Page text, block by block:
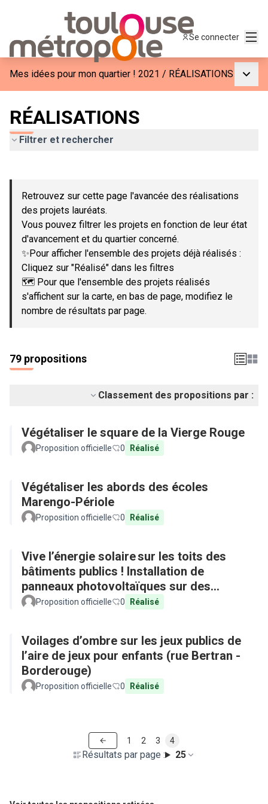
Se connecter
Mes idées pour mon quartier ! 2021 / RÉALISATIONS
RÉALISATIONS
Filtrer et rechercher
−
Retrouvez sur cette page l'avancée des réalisations
des projets lauréats.
Vous pouvez filtrer les projets en fonction de leur état
d'avancement et du quartier concerné.
✨Pour afficher l'ensemble des projets déjà réalisés :
Cliquez sur "Réalisé" dans les filtres
🗺️ Pour que l'ensemble des projets réalisés
s'affichent sur la carte, en bas de page, modifiez le
nombre de résultats par page.
79 propositions
Classement des propositions par :
Végétaliser le square de la Vierge Rouge
Proposition officielle 0 Réalisé
Végétaliser les abords des écoles
Marengo-Périole
Proposition officielle 0 Réalisé
Vive l’énergie solaire sur les toits des
bâtiments publics ! Installation de
panneaux photovoltaïques sur des
équipements publics
Proposition officielle 0 Réalisé
Voilages d’ombre sur les jeux publics de
l’aire de jeux pour enfants (rue Bertran -
Borderouge)
Proposition officielle 0 Réalisé
Résultats par page : 25
1 2 3 4